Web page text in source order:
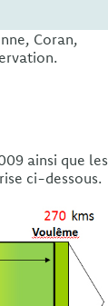
Coran,
ainsi que les
ci-dessous.